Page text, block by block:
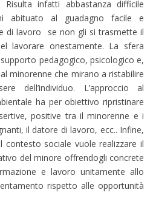
Risulta infatti abbastanza difficile
abituato al guadagno facile e
di lavoro se non gli si trasmette il
lavorare onestamente. La sfera
pedagogico, psicologico e,
minorenne che mirano a ristabilire
dell’individuo. L’approccio al
ha per obiettivo ripristinare
positive tra il minorenne e i
il datore di lavoro, ecc.. Infine,
contesto sociale vuole realizzare il
del minore offrendogli concrete
e lavoro unitamente allo
rispetto alle opportunità